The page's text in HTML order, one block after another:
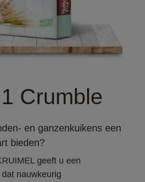
Crumble
en ganzenkuikens een
bieden?
geeft u een
nauwkeurig